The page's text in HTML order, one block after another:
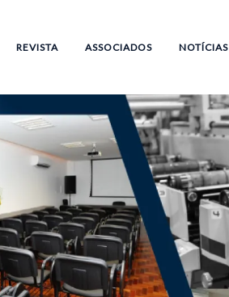
REVISTA ASSOCIADOS NOTÍCIAS